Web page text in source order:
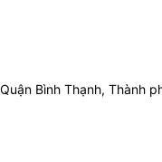
Bình Thạnh, Thành